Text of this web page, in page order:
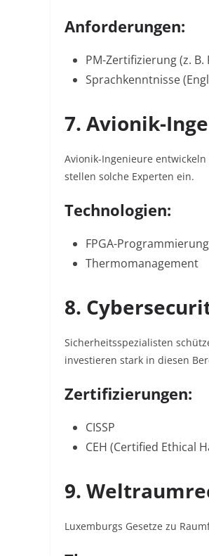
Anforderungen:
PM-Zertifizierung (z. B.
Sprachkenntnisse
7. Avionik-
Avionik-Ingenieure
stellen solche Experten ein.
Technologien:
FPGA-Programmierung
Thermomanagement
8.
Sicherheitsspezialisten
investieren stark in diesen
Zertifizierungen:
CISSP
CEH (Certified Ethical
9.
Luxemburgs Gesetze zu